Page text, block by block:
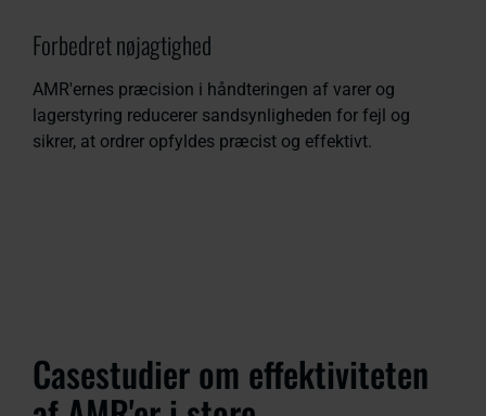
Forbedret nøjagtighed
AMR'ernes præcision i håndteringen af varer og
lagerstyring reducerer sandsynligheden for fejl og
sikrer, at ordrer opfyldes præcist og effektivt.
Casestudier om effektiviteten